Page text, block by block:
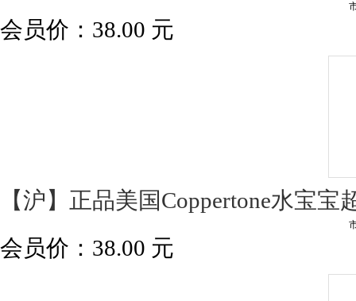
会员价： 38.00 元
【沪】正品美国Coppertone水宝
会员价： 38.00 元